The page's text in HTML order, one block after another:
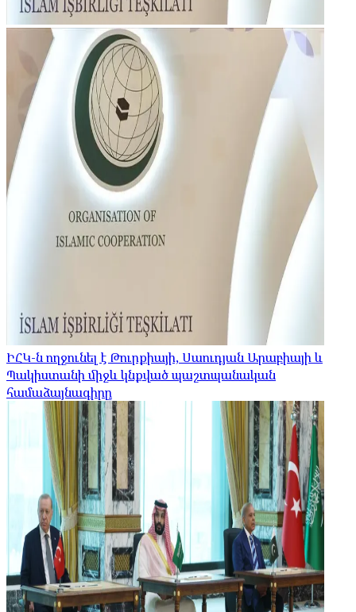
ԻՀԿ-ն ողջունել է Թուրքիայի, Սաուդյան Արաբիայի և
Պակիստանի միջև կնքված պաշտպանական
համաձայնագիրը